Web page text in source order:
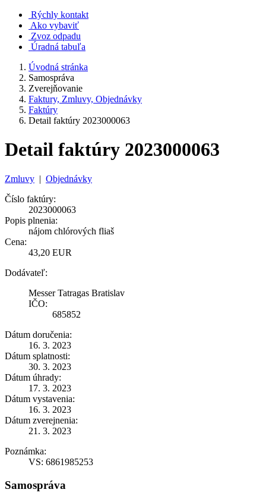
Rýchly kontakt
Ako vybaviť
Zvoz odpadu
Úradná tabuľa
Úvodná stránka
Samospráva
Zverejňovanie
Faktury, Zmluvy, Objednávky
Faktúry
Detail faktúry 2023000063
Detail faktúry 2023000063
Zmluvy | Objednávky
Číslo faktúry:
2023000063
Popis plnenia:
nájom chlórových fliaš
Cena:
43,20 EUR
Dodávateľ:
Messer Tatragas Bratislav
IČO:
685852
Dátum doručenia:
16. 3. 2023
Dátum splatnosti:
30. 3. 2023
Dátum úhrady:
17. 3. 2023
Dátum vystavenia:
16. 3. 2023
Dátum zverejnenia:
21. 3. 2023
Poznámka:
VS: 6861985253
Samospráva